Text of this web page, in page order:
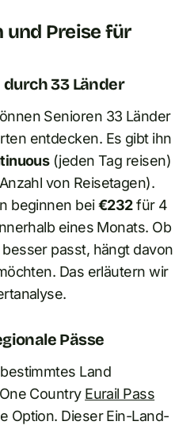
und Preise für
durch 33 Länder
Senioren 33 Länder
entdecken. Es gibt ihn
(jeden Tag reisen)
von Reisetagen).
beginnen bei€232für 4
eines Monats. Ob
passt, hängt davon
Das erläutern wir
Pässe
Land
Country Eurail Pass
Option. Dieser Ein-Land-